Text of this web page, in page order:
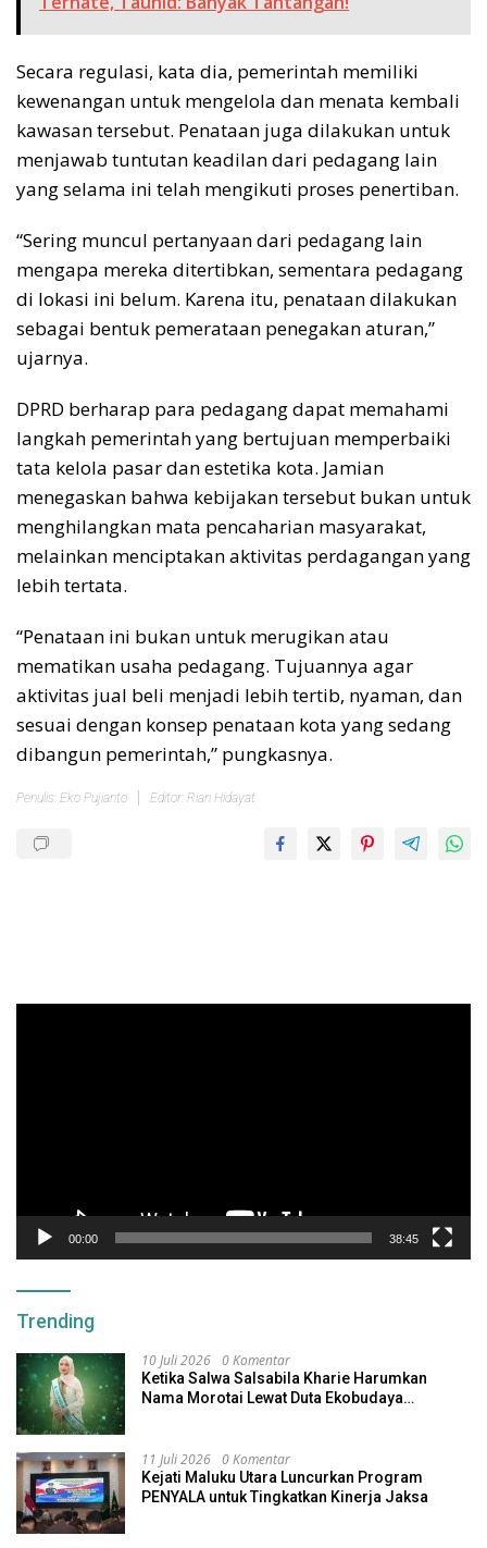
Secara regulasi, kata dia, pemerintah memiliki
kewenangan untuk mengelola dan menata kembali
kawasan tersebut. Penataan juga dilakukan untuk
menjawab tuntutan keadilan dari pedagang lain
yang selama ini telah mengikuti proses penertiban.
“Sering muncul pertanyaan dari pedagang lain
mengapa mereka ditertibkan, sementara pedagang
di lokasi ini belum. Karena itu, penataan dilakukan
sebagai bentuk pemerataan penegakan aturan,”
ujarnya.
DPRD berharap para pedagang dapat memahami
langkah pemerintah yang bertujuan memperbaiki
tata kelola pasar dan estetika kota. Jamian
menegaskan bahwa kebijakan tersebut bukan untuk
menghilangkan mata pencaharian masyarakat,
melainkan menciptakan aktivitas perdagangan yang
lebih tertata.
“Penataan ini bukan untuk merugikan atau
mematikan usaha pedagang. Tujuannya agar
aktivitas jual beli menjadi lebih tertib, nyaman, dan
sesuai dengan konsep penataan kota yang sedang
dibangun pemerintah,” pungkasnya.
Penulis: Eko Pujianto Editor: Rian Hidayat
00:00 38:45
Trending
10 Juli 2026 0 Komentar
Ketika Salwa Salsabila Kharie Harumkan
Nama Morotai Lewat Duta Ekobudaya
11 Juli 2026 0 Komentar
Kejati Maluku Utara Luncurkan Program
PENYALA untuk Tingkatkan Kinerja Jaksa